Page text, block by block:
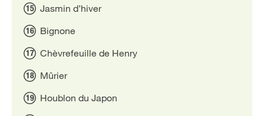
Jasmin d’hiver
Bignone
Chèvrefeuille de Henry
Mûrier
Houblon du Japon